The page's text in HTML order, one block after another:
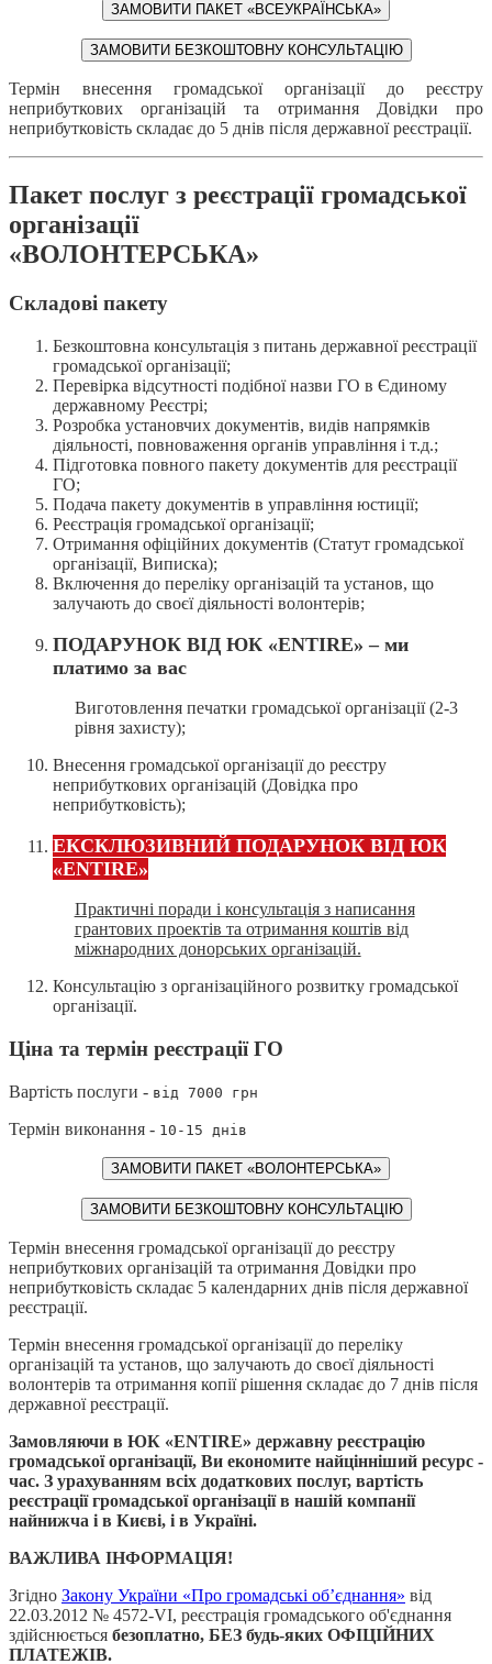
ЗАМОВИТИ ПАКЕТ «ВСЕУКРАЇНСЬКА»
ЗАМОВИТИ БЕЗКОШТОВНУ КОНСУЛЬТАЦІЮ
Термін внесення громадської організації до реєстру
неприбуткових організацій та отримання Довідки про
неприбутковість складає до 5 днів після державної реєстрації.
Пакет послуг з реєстрації громадської
організації
«ВОЛОНТЕРСЬКА»
Складові пакету
Безкоштовна консультація з питань державної реєстрації
громадської організації;
Перевірка відсутності подібної назви ГО в Єдиному
державному Реєстрі;
Розробка установчих документів, видів напрямків
діяльності, повноваження органів управління і т.д.;
Підготовка повного пакету документів для реєстрації
ГО;
Подача пакету документів в управління юстиції;
Реєстрація громадської організації;
Отримання офіційних документів (Статут громадської
організації, Виписка);
Включення до переліку організацій та установ, що
залучають до своєї діяльності волонтерів;
ПОДАРУНОК ВІД ЮК «ENTIRE» – ми
платимо за вас
Виготовлення печатки громадської організації (2-3
рівня захисту);
Внесення громадської організації до реєстру
неприбуткових організацій (Довідка про
неприбутковість);
ЕКСКЛЮЗИВНИЙ ПОДАРУНОК ВІД ЮК
«ENTIRE»
Практичні поради і консультація з написання
грантових проектів та отримання коштів від
міжнародних донорських організацій.
Консультацію з організаційного розвитку громадської
організації.
Ціна та термін реєстрації ГО
Вартість послуги - від 7000 грн
Термін виконання - 10-15 днів
ЗАМОВИТИ ПАКЕТ «ВОЛОНТЕРСЬКА»
ЗАМОВИТИ БЕЗКОШТОВНУ КОНСУЛЬТАЦІЮ
Термін внесення громадської організації до реєстру
неприбуткових організацій та отримання Довідки про
неприбутковість складає 5 календарних днів після державної
реєстрації.
Термін внесення громадської організації до переліку
організацій та установ, що залучають до своєї діяльності
волонтерів та отримання копії рішення складає до 7 днів після
державної реєстрації.
Замовляючи в ЮК «ENTIRE» державну реєстрацію
громадської організації, Ви економите найцінніший ресурс -
час. З урахуванням всіх додаткових послуг, вартість
реєстрації громадської організації в нашій компанії
найнижча і в Києві, і в Україні.
ВАЖЛИВА ІНФОРМАЦІЯ!
Згідно Закону України «Про громадські об’єднання» від
22.03.2012 № 4572-VI, реєстрація громадського об'єднання
здійснюється безоплатно, БЕЗ будь-яких ОФІЦІЙНИХ
ПЛАТЕЖІВ.